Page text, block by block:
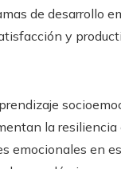
de desarrollo
y
la resiliencia
emocionales en